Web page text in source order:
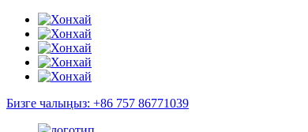
Бизге чалыңыз: +86 757 86771039